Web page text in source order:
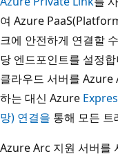
여 Azure
크에 안전하게 연결할
당 엔드포인트를 설정
클라우드 서버를 Azure
하는 대신 Azure
망) 연결을 통해 모든 트
Azure Arc 지원 서버를